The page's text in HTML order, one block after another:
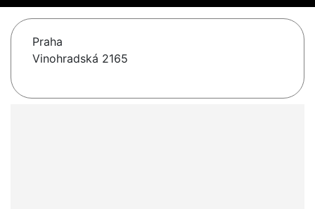
Praha
Vinohradská 2165